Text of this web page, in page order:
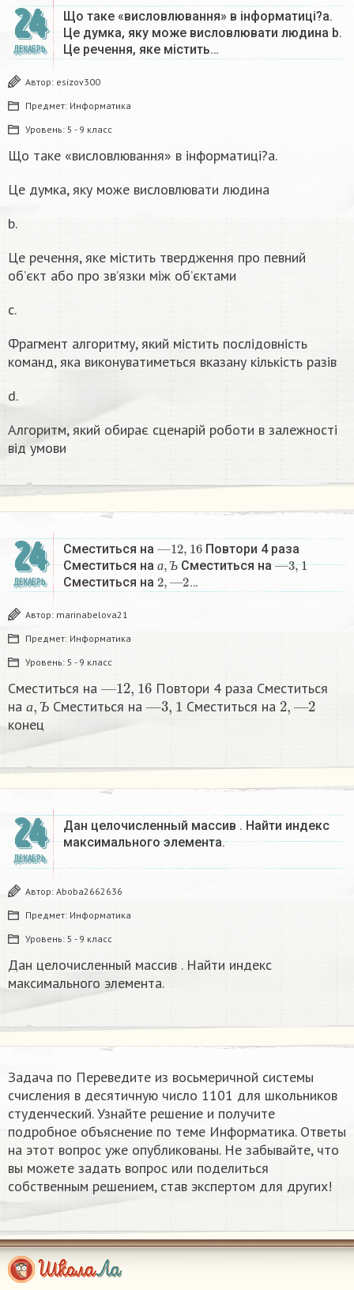
24
ДЕКАБРЬ
Що таке «висловлювання» в інформатиці?a.
Це думка, яку може висловлювати людина b.
Це речення, яке містить…
Автор: esizov300
Предмет: Информатика
Уровень: 5 - 9 класс
Що таке «висловлювання» в інформатиці?a.
Це думка, яку може висловлювати людина
b.
Це речення, яке містить твердження про певний
об’єкт або про зв’язки між об’єктами
c.
Фрагмент алгоритму, який містить послідовність
команд, яка виконуватиметься вказану кількість разів
d.
Алгоритм, який обирає сценарій роботи в залежності
від умови
24
ДЕКАБРЬ
Сместиться на —12,16 Повтори 4 раза
Сместиться наа Ъ
ЪСместиться на 3, 1
Сместиться на 2, 2 …
Автор: marinabelova21
Предмет: Информатика
Уровень: 5 - 9 класс
Сместиться на 12, 16 Повтори 4 раза Сместиться
на
а Ъ
а,Ъ Сместиться на—3,1 Сместиться на 2— 2
конец
24
ДЕКАБРЬ
Дан целочисленный массив . Найти индекс
максимального элемента​.
Автор: Aboba2662636
Предмет: Информатика
Уровень: 5 - 9 класс
Дан целочисленный массив . Найти индекс
максимального элемента​.
Задача по Переведите из восьмеричной системы
счисления в десятичную число 1101 для школьников
студенческий. Узнайте решение и получите
подробное объяснение по теме Информатика. Ответы
на этот вопрос уже опубликованы. Не забывайте, что
вы можете задать вопрос или поделиться
собственным решением, став экспертом для других!